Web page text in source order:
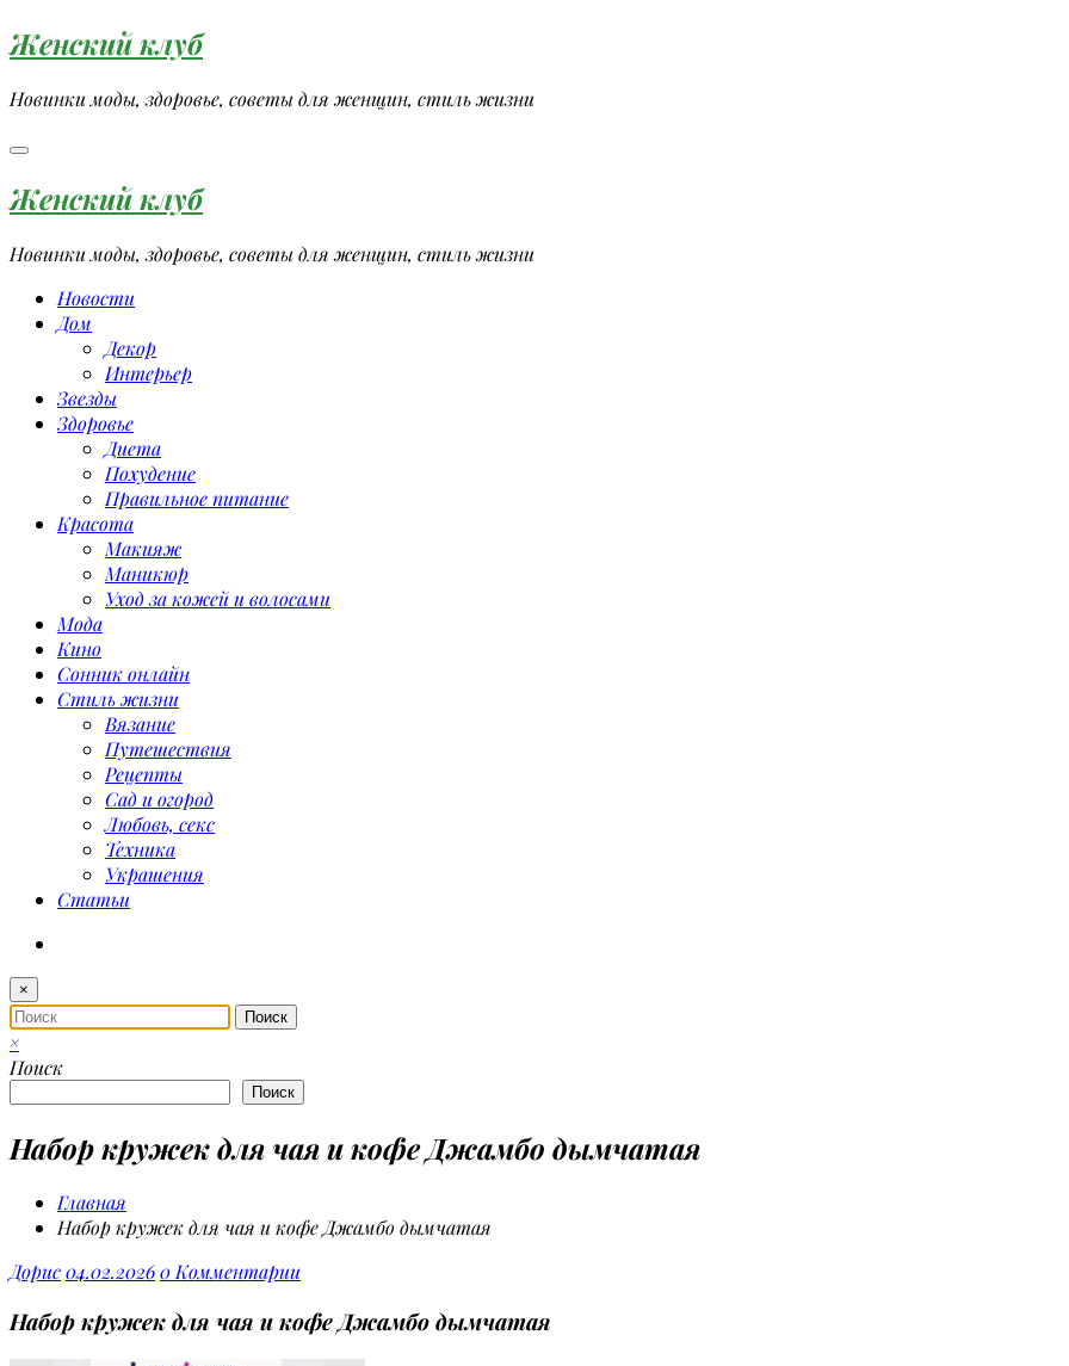
Перейти
к
содержимому
Женский клуб
Новинки моды, здоровье, советы для женщин, стиль жизни
Женский клуб
Новинки моды, здоровье, советы для женщин, стиль жизни
Новости
Дом
Декор
Интерьер
Звезды
Здоровье
Диета
Похудение
Правильное питание
Красота
Макияж
Маникюр
Уход за кожей и волосами
Мода
Кино
Сонник онлайн
Стиль жизни
Вязание
Путешествия
Рецепты
Сад и огород
Любовь, секс
Техника
Украшения
Статьи
×
×
Поиск
Поиск
Набор кружек для чая и кофе Джамбо дымчатая
Главная
Набор кружек для чая и кофе Джамбо дымчатая
Дорис04.02.20260 Комментарии
Набор кружек для чая и кофе Джамбо дымчатая